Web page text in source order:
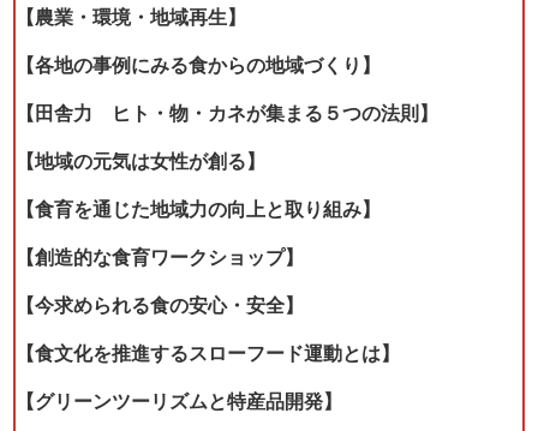
【農業・環境・地域再生】
【各地の事例にみる食からの地域づくり】
【田舎力 ヒト・物・カネが集まる５つの法則】
【地域の元気は女性が創る】
【食育を通じた地域力の向上と取り組み】
【創造的な食育ワークショップ】
【今求められる食の安心・安全】
【食文化を推進するスローフード運動とは】
【グリーンツーリズムと特産品開発】